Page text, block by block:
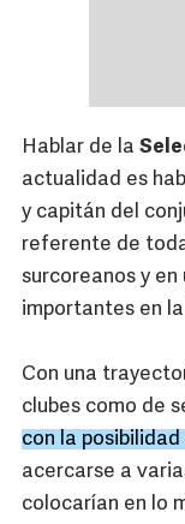
Hablar de la
actualidad es
y capitán del
referente de
surcoreanos y en
importantes en
Con una
clubes como de
con la
acercarse a
colocarían en lo